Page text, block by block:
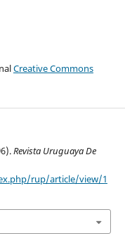
Creative Commons
Revista Uruguaya De
rup/article/view/1